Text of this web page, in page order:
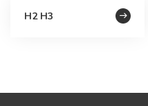
H2 H3